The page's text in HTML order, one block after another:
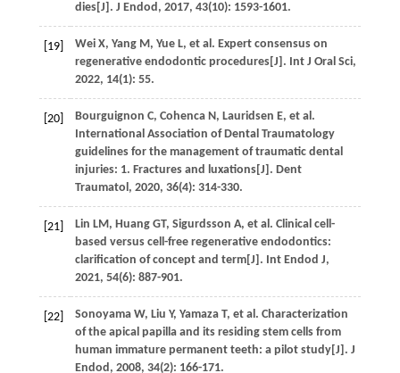
dies[J]. J Endod, 2017, 43(10): 1593-1601.
[19] Wei X, Yang M, Yue L, et al. Expert consensus on
regenerative endodontic procedures[J]. Int J Oral Sci,
2022, 14(1): 55.
[20] Bourguignon C, Cohenca N, Lauridsen E, et al.
International Association of Dental Traumatology
guidelines for the management of traumatic dental
injuries: 1. Fractures and luxations[J]. Dent
Traumatol, 2020, 36(4): 314-330.
[21] Lin LM, Huang GT, Sigurdsson A, et al. Clinical cell-
based versus cell-free regenerative endodontics:
clarification of concept and term[J]. Int Endod J,
2021, 54(6): 887-901.
[22] Sonoyama W, Liu Y, Yamaza T, et al. Characterization
of the apical papilla and its residing stem cells from
human immature permanent teeth: a pilot study[J]. J
Endod, 2008, 34(2): 166-171.